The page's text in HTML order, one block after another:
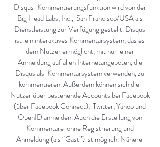
Disqus-Kommentierungsfunktion wird von der
Big Head Labs, Inc., San Francisco/USA als
Dienstleistung zur Verfügung gestellt. Disqus
ist ein interaktives Kommentarsystem, das es
dem Nutzer ermöglicht, mit nur einer
Anmeldung auf allen Internetangeboten, die
Disqus als Kommentarsystem verwenden, zu
kommentieren. Außerdem können sich die
Nutzer über bestehende Accounts bei Facebook
(über Facebook Connect), Twitter, Yahoo und
OpenID anmelden. Auch die Erstellung von
Kommentare ohne Registrierung und
Anmeldung (als “Gast”) ist möglich. Nähere